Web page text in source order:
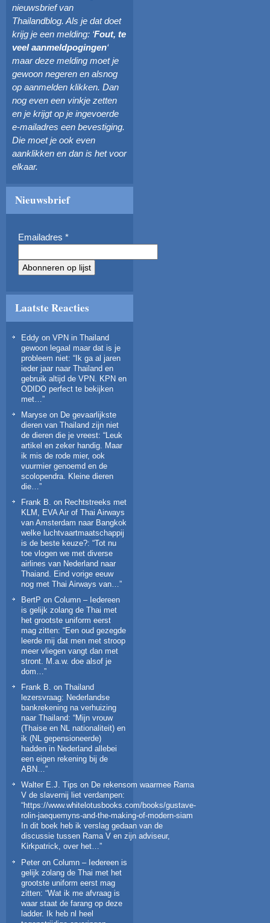
nieuwsbrief van
Thailandblog. Als je dat doet
krijg je een melding: ‘Fout, te
veel aanmeldpogingen‘
maar deze melding moet je
gewoon negeren en alsnog
op aanmelden klikken. Dan
nog even een vinkje zetten
en je krijgt op je ingevoerde
e-mailadres een bevestiging.
Die moet je ook even
aanklikken en dan is het voor
elkaar.
Nieuwsbrief
Emailadres *
Laatste Reacties
Eddy on VPN in Thailand
gewoon legaal maar dat is je
probleem niet: “ Ik ga al jaren
ieder jaar naar Thailand en
gebruik altijd de VPN. KPN en
ODIDO perfect te bekijken
met…”
Maryse on De gevaarlijkste
dieren van Thailand zijn niet
de dieren die je vreest: “Leuk
artikel en zeker handig. Maar
ik mis de rode mier, ook
vuurmier genoemd en de
scolopendra. Kleine dieren
die…”
Frank B. on Rechtstreeks met
KLM, EVA Air of Thai Airways
van Amsterdam naar Bangkok
welke luchtvaartmaatschappij
is de beste keuze?: “Tot nu
toe vlogen we met diverse
airlines van Nederland naar
Thaiand. Eind vorige eeuw
nog met Thai Airways van…”
BertP on Column – Iedereen
is gelijk zolang de Thai met
het grootste uniform eerst
mag zitten: “Een oud gezegde
leerde mij dat men met stroop
meer vliegen vangt dan met
stront. M.a.w. doe alsof je
dom…”
Frank B. on Thailand
lezersvraag: Nederlandse
bankrekening na verhuizing
naar Thailand: “Mijn vrouw
(Thaise en NL nationaliteit) en
ik (NL gepensioneerde)
hadden in Nederland allebei
een eigen rekening bij de
ABN…”
Walter E.J. Tips on De rekensom waarmee Rama
V de slavernij liet verdampen:
“https://www.whitelotusbooks.com/books/gustave-
rolin-jaequemyns-and-the-making-of-modern-siam
In dit boek heb ik verslag gedaan van de
discussie tussen Rama V en zijn adviseur,
Kirkpatrick, over het…”
Peter on Column – Iedereen is
gelijk zolang de Thai met het
grootste uniform eerst mag
zitten: “Wat ik me afvraag is
waar staat de farang op deze
ladder. Ik heb nl heel